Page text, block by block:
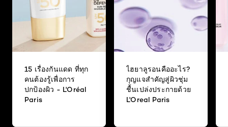
15 เรื่องกันแดด ที่ทุก
คนต้องรู้เพื่อการ
ปกป้องผิว - L'Oréal
Paris
ไฮยาลูรอนคืออะไร?
กุญแจสำคัญสู่ผิวชุ่ม
ชื้นเปล่งประกายด้วย
L'Oreal Paris